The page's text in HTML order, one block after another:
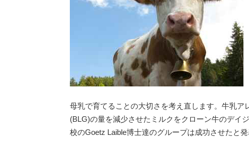
容
TOPICS
母乳で育てることの大切さを考え直します。牛乳
(BLG)の量を減少させたミルクをクローン牛のデイ
校のGoetz Laible博士達のグループは成功させたと発